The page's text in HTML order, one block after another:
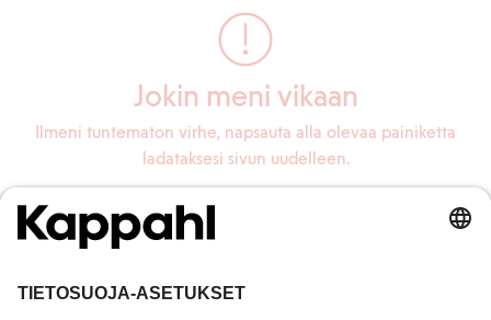
Jokin meni vikaan
Ilmeni tuntematon virhe, napsauta alla olevaa painiketta
ladataksesi sivun uudelleen.
Lataa sivu uudelleen